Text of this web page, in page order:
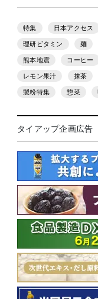
特集 日本アクセス
理研ビタミン 麺
熊本地震 コーヒー
レモン果汁 抹茶
製粉特集 惣菜
タイアップ企画広告